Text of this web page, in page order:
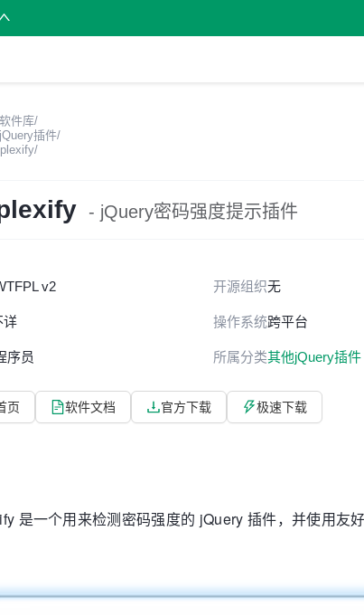
件库/
插件/
/
- jQuery密码强度提示插件
v2 开源组织无
详 操作系统跨平台
序员 所属分类其他jQuery插件
页 软件文档 官方下载 极速下载
是一个用来检测密码强度的 jQuery 插件，并使用友